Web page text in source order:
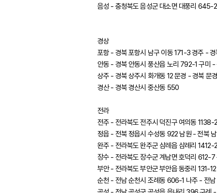
음성 - 충청북도 음성군 대소면 대풍리 645-
경상
포항 - 경북 포항시 남구 이동 171-3 경주 -
안동 - 경북 안동시 풍산읍 노리 792-1 구미
상주 - 경북 상주시 화개동 12 문경 - 경북 문
경산 - 경북 경산시 중산동 550
전라
전주 - 전라북도 전주시 덕진구 여의동
정읍 - 전북 정읍시 수성동 922 남원 - 전북
완주 - 전라북도 완주군 삼례읍 삼례리
장수 - 전라북도 장수군 계남면 호덕리 612-
부안 - 전라북도 부안군 부안읍 동중리 131-
순천 - 전남 순천시 조례동 606-1 나주 - 전